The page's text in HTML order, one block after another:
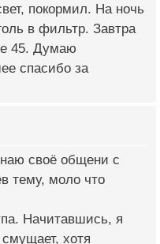
покормил. На ночь
в фильтр. Завтра
45. Думаю
спасибо за
своё общени с
тему, моло что
Начитавшись, я
хотя